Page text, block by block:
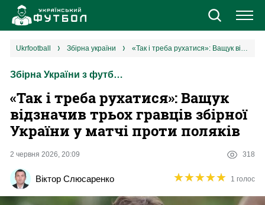
Новини
Збірна
Єврокубки
УПЛ
2 ліга
ukrfootball збірна україни «‎Так і треба рухатися»: Ващук відзначив трьох гравців збірної України у матчі проти поляків
Збірна України з футболу
«‎Так і треба рухатися»: Ващук
відзначив трьох гравців збірної
України у матчі проти поляків
2 червня 2026, 20:09 318
Віктор Слюсаренко ★★★★★
★★★★★ 1 голос